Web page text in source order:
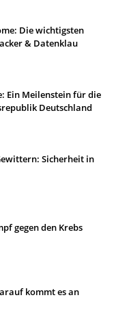
Die wichtigsten
& Datenklau
Ein Meilenstein für die
Deutschland
Sicherheit in
gegen den Krebs
kommt es an